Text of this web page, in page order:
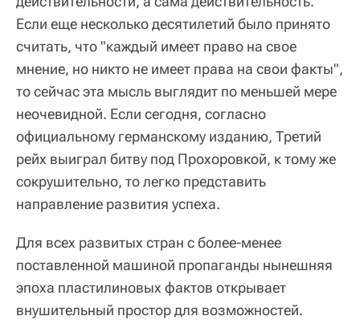
Если еще несколько десятилетий было принято
считать, что "каждый имеет право на свое
мнение, но никто не имеет права на свои факты",
то сейчас эта мысль выглядит по меньшей мере
неочевидной. Если сегодня, согласно
официальному германскому изданию, Третий
рейх выиграл битву под Прохоровкой, к тому же
сокрушительно, то легко представить
направление развития успеха.
Для всех развитых стран с более-менее
поставленной машиной пропаганды нынешняя
эпоха пластилиновых фактов открывает
внушительный простор для возможностей.